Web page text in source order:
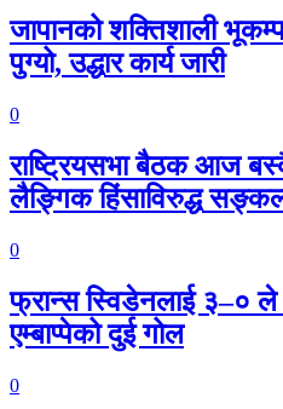
जापानको शक्तिशाली
पुग्यो, उद्धार कार्य जारी
0
राष्ट्रियसभा बैठक आज
लैङ्गिक हिंसाविरुद्ध
0
फ्रान्स स्विडेनलाई ३–० ले
एम्बाप्पेको दुई गोल
0